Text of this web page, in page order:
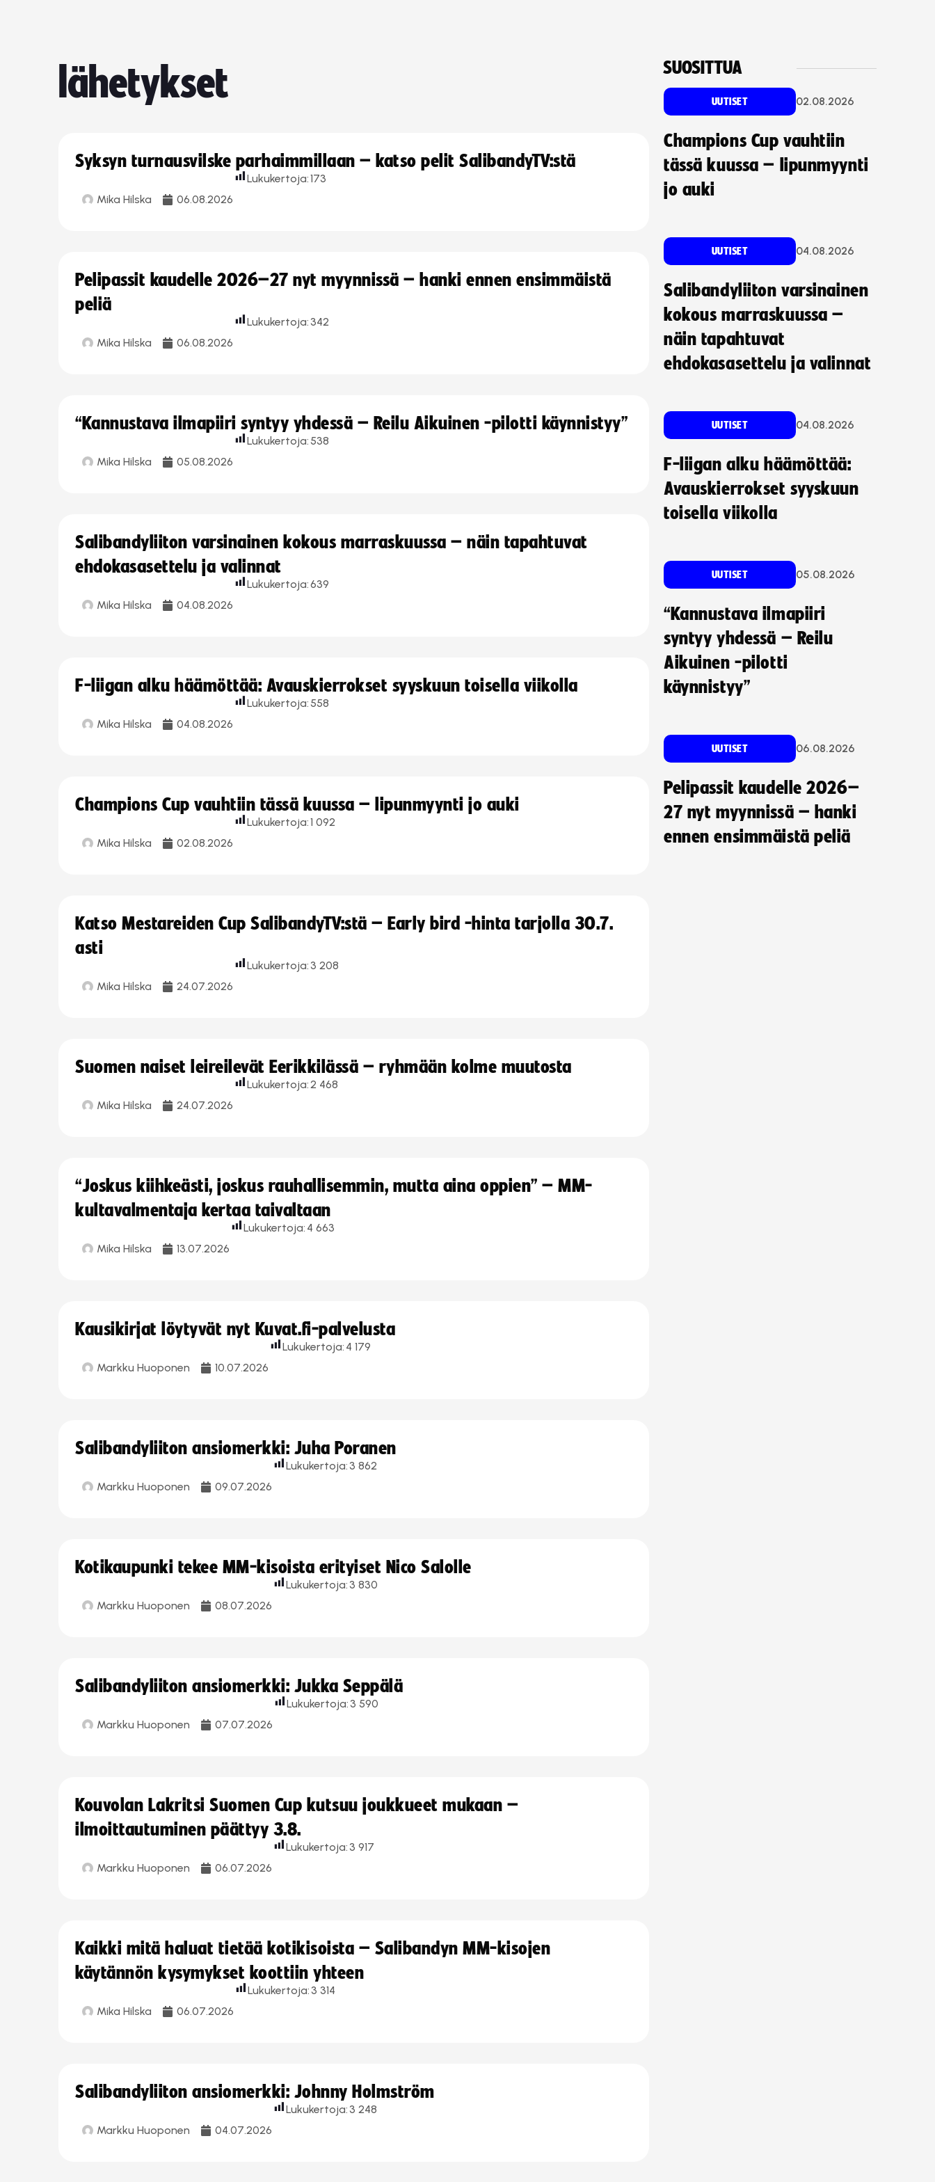
lähetykset
Syksyn turnausvilske parhaimmillaan – katso pelit SalibandyTV:stä
Mika Hilska 06.08.2026
Lukukertoja:173
Pelipassit kaudelle 2026–27 nyt myynnissä – hanki ennen ensimmäistä
peliä
Mika Hilska 06.08.2026
Lukukertoja: 342
“Kannustava ilmapiiri syntyy yhdessä – Reilu Aikuinen -pilotti käynnistyy”
Mika Hilska 05.08.2026
Lukukertoja: 538
Salibandyliiton varsinainen kokous marraskuussa – näin tapahtuvat
ehdokasasettelu ja valinnat
Mika Hilska 04.08.2026
Lukukertoja:639
F-liigan alku häämöttää: Avauskierrokset syyskuun toisella viikolla
Mika Hilska 04.08.2026
Lukukertoja: 558
Champions Cup vauhtiin tässä kuussa – lipunmyynti jo auki
Mika Hilska 02.08.2026
Lukukertoja:1 092
Katso Mestareiden Cup SalibandyTV:stä – Early bird -hinta tarjolla 30.7.
asti
Mika Hilska 24.07.2026
Lukukertoja: 3 208
Suomen naiset leireilevät Eerikkilässä – ryhmään kolme muutosta
Mika Hilska 24.07.2026
Lukukertoja:2 468
“Joskus kiihkeästi, joskus rauhallisemmin, mutta aina oppien” – MM-
kultavalmentaja kertaa taivaltaan
Mika Hilska 13.07.2026
Lukukertoja: 4 663
Kausikirjat löytyvät nyt Kuvat.fi-palvelusta
Markku Huoponen 10.07.2026
Lukukertoja: 4 179
Salibandyliiton ansiomerkki: Juha Poranen
Markku Huoponen 09.07.2026
Lukukertoja: 3 862
Kotikaupunki tekee MM-kisoista erityiset Nico Salolle
Markku Huoponen 08.07.2026
Lukukertoja: 3 830
Salibandyliiton ansiomerkki: Jukka Seppälä
Markku Huoponen 07.07.2026
Lukukertoja: 3 590
Kouvolan Lakritsi Suomen Cup kutsuu joukkueet mukaan –
ilmoittautuminen päättyy 3.8.
Markku Huoponen 06.07.2026
Lukukertoja: 3 917
Kaikki mitä haluat tietää kotikisoista – Salibandyn MM-kisojen
käytännön kysymykset koottiin yhteen
Mika Hilska 06.07.2026
Lukukertoja: 3 314
Salibandyliiton ansiomerkki: Johnny Holmström
Markku Huoponen 04.07.2026
Lukukertoja: 3 248
SUOSITTUA
UUTISET 02.08.2026
Champions Cup vauhtiin
tässä kuussa – lipunmyynti
jo auki
UUTISET 04.08.2026
Salibandyliiton varsinainen
kokous marraskuussa –
näin tapahtuvat
ehdokasasettelu ja valinnat
UUTISET 04.08.2026
F-liigan alku häämöttää:
Avauskierrokset syyskuun
toisella viikolla
UUTISET 05.08.2026
“Kannustava ilmapiiri
syntyy yhdessä – Reilu
Aikuinen -pilotti
käynnistyy”
UUTISET 06.08.2026
Pelipassit kaudelle 2026–
27 nyt myynnissä – hanki
ennen ensimmäistä peliä